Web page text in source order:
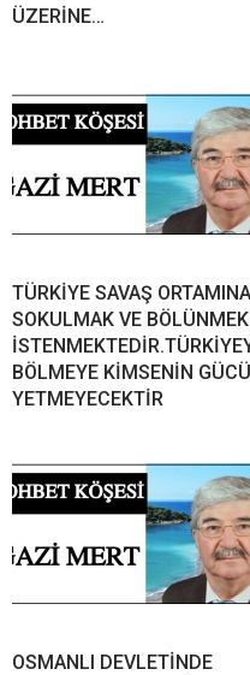
ÜZERİNE…
TÜRKİYE SAVAŞ ORTAMINA
SOKULMAK VE BÖLÜNMEK
BÖLMEYE KİMSENİN GÜCÜ
YETMEYECEKTİR
OSMANLI DEVLETİNDE